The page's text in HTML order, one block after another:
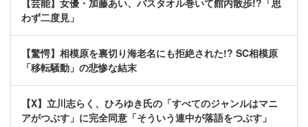
【芸能】女優・加藤あい、バスタオル巻いて館内散歩!?「思
わず二度見」
【驚愕】相模原を裏切り海老名にも拒絶された!? SC相模原
「移転騒動」の悲惨な結末
【X】立川志らく、ひろゆき氏の「すべてのジャンルはマニ
アがつぶす」に完全同意「そういう連中が落語をつぶす」